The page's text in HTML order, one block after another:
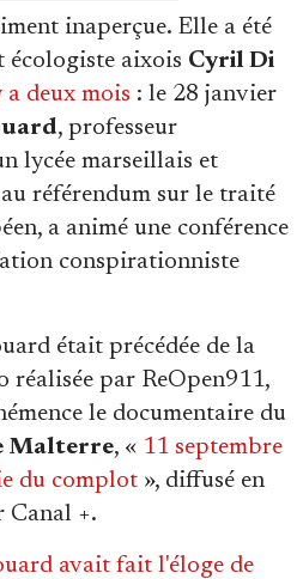
inaperçue. Elle a été
écologiste aixois Cyril Di
deux mois : le 28 janvier
, professeur
lycée marseillais et
référendum sur le traité
a animé une conférence
conspirationniste
était précédée de la
réalisée par ReOpen911,
le documentaire du
Malterre, « 11 septembre
du complot », diffusé en
Canal +.
avait fait l'éloge de